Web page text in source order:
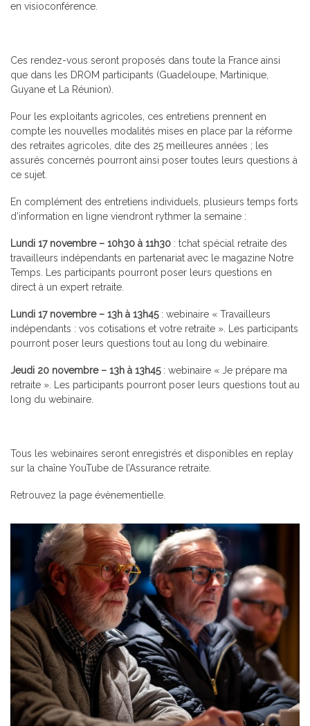
en visioconférence.
Ces rendez-vous seront proposés dans toute la France ainsi
que dans les DROM participants (Guadeloupe, Martinique,
Guyane et La Réunion).
Pour les exploitants agricoles, ces entretiens prennent en
compte les nouvelles modalités mises en place par la réforme
des retraites agricoles, dite des 25 meilleures années ; les
assurés concernés pourront ainsi poser toutes leurs questions à
ce sujet.
En complément des entretiens individuels, plusieurs temps forts
d’information en ligne viendront rythmer la semaine :
Lundi 17 novembre – 10h30 à 11h30 : tchat spécial retraite des
travailleurs indépendants en partenariat avec le magazine Notre
Temps. Les participants pourront poser leurs questions en
direct à un expert retraite.
Lundi 17 novembre – 13h à 13h45: webinaire « Travailleurs
indépendants : vos cotisations et votre retraite ». Les participants
pourront poser leurs questions tout au long du webinaire.
Jeudi 20 novembre – 13h à 13h45: webinaire « Je prépare ma
retraite ». Les participants pourront poser leurs questions tout au
long du webinaire.
Tous les webinaires seront enregistrés et disponibles en replay
sur la chaîne YouTube de l’Assurance retraite.
Retrouvez la page évènementielle.